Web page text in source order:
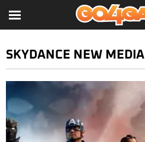
SKYDANCE NEW MEDIA